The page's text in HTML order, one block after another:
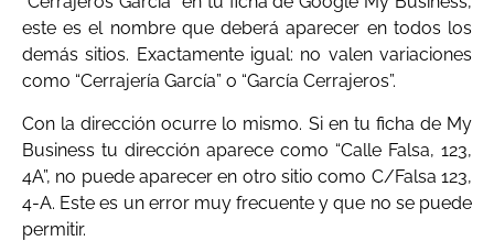
este es el nombre que deberá aparecer en todos los
demás sitios. Exactamente igual: no valen variaciones
como “Cerrajería García” o “García Cerrajeros”.
Con la dirección ocurre lo mismo. Si en tu ficha de My
Business tu dirección aparece como “Calle Falsa, 123,
4A”, no puede aparecer en otro sitio como C/Falsa 123,
4-A. Este es un error muy frecuente y que no se puede
permitir.